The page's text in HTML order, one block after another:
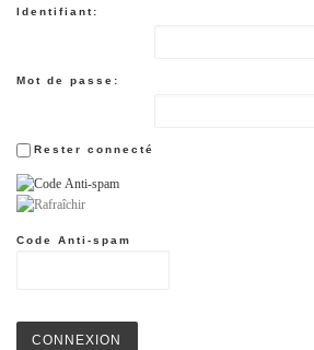
Identifiant:
Mot de passe:
Rester connecté
Code Anti-spam
CONNEXION